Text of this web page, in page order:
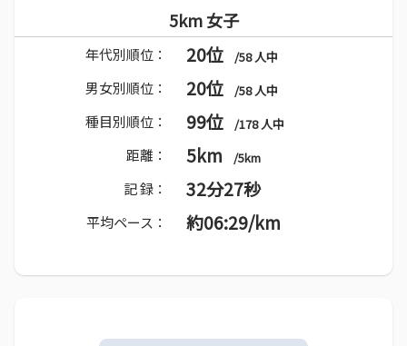
5km 女子
年代別順位： 20位 /58 人中
男女別順位： 20位 /58 人中
種目別順位： 99位 /178 人中
距離： 5km /5km
記 録： 32分27秒
平均ペース： 約06:29/km